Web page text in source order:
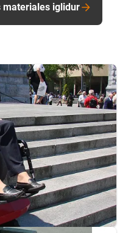
materiales iglidur